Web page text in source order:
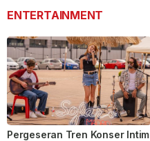
ENTERTAINMENT
Pergeseran Tren Konser Intim